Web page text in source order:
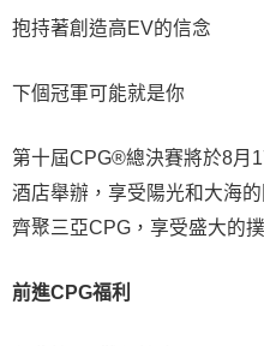
抱持著創造高EV的信念
下個冠軍可能就是你
第十屆CPG®總決賽將於8月
酒店舉辦，享受陽光和大海
齊聚三亞CPG，享受盛大的
前進CPG福利